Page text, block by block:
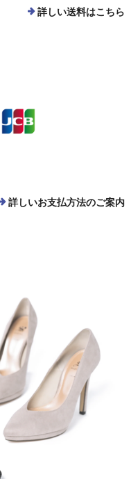
詳しい送料はこちら
詳しいお支払方法のご案内